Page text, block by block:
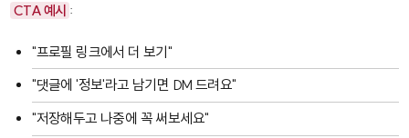
CTA 예시 :
"프로필 링크에서 더 보기"
"댓글에 '정보'라고 남기면 DM 드려요"
"저장해두고 나중에 꼭 써보세요"